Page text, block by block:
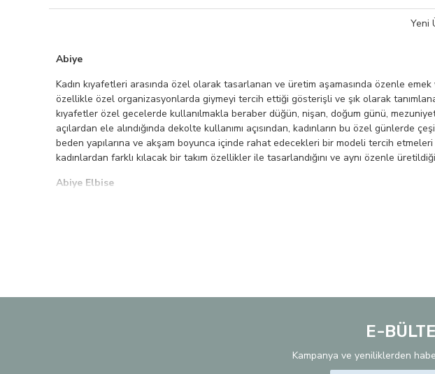
Yeni
Abiye
Kadın kıyafetleri arasında özel olarak tasarlanan ve üretim aşamasında özenle
özellikle özel organizasyonlarda giymeyi tercih ettiği gösterişli ve şık olarak
kıyafetler özel gecelerde kullanılmakla beraber düğün, nişan, doğum günü,
açılardan ele alındığında dekolte kullanımı açısından, kadınların bu özel
beden yapılarına ve akşam boyunca içinde rahat edecekleri bir modeli tercih
kadınlardan farklı kılacak bir takım özellikler ile tasarlandığını ve aynı özenle
Abiye Elbise
olarak farklı beden ölçüleri ile üretilebilmektedir. Bütçe açısından ise abiye
modelleri arasından sizlere en uygun olan model, renk ve beden tercihini
olarak üretilebildiği gibi aynı zamanda abiye kıyafetler hazır üretim şeklinde de
E-
Kampanya ve yeniliklerden